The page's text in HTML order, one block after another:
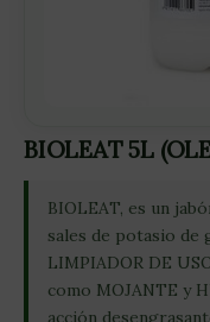
BIOLEAT 5L
BIOLEAT, es un
sales de potasio de
LIMPIADOR DE
como MOJANTE y
acción